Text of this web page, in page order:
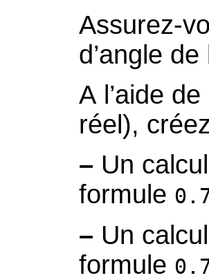
Assurez-
d’angle
A l’aide
réel),
– Un
formule
– Un
formule